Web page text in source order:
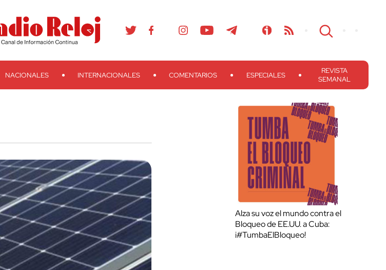
Ivoox RSS Search
NACIONALES INTERNACIONALES COMENTARIOS ESPECIALES
REVISTA
SEMANAL
Alza su voz el mundo contra el
Bloqueo de EE.UU. a Cuba:
¡#TumbaElBloqueo!